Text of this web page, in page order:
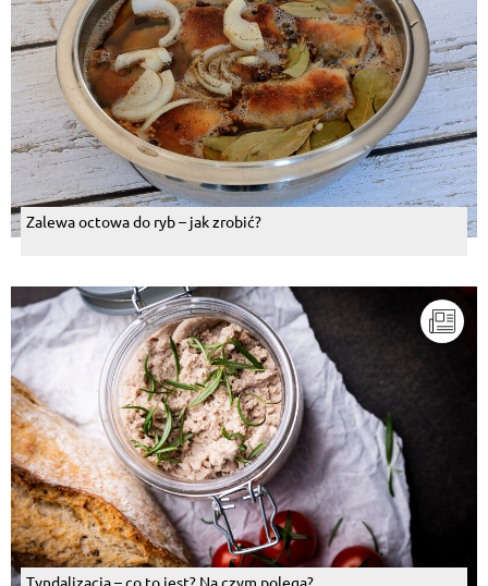
Zalewa octowa do ryb – jak zrobić?
Tyndalizacja – co to jest? Na czym polega?